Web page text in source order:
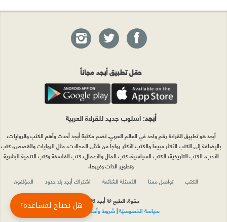
حمّل تطبيق أبجد مجاناً
أبجد: أسلوب جديد للقراءة العربية
أبجد هو تطبيق القراءة رقم واحد في العالم العربي. تضم مكتبة أبجد أحدث وأهم الكتب والروايات،
بالإضافة إلى الكتب الأكثر مبيعاً والكتب الأكثر رواجاً من شتّى المجالات، مثل الروايات والقصص، كتب
الأدب، الكتب التاريخية، الكتب السياسية، كتب المال والأعمال، كتب الفلسفة وكتب التنمية البشرية
وتطوير الذات وغيرها.
الكتب
تواصل معنا الأسئلة الشائعة اشتراك أبجد بلا حدود
المؤلفون
حقوق الطبع © أبجد 2026
سياسة الخصوصيّة|شروط وأحكام الاستخدامهل تحتاج لمساعدة؟